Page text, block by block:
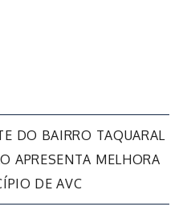
DO BAIRRO TAQUARAL
APRESENTA MELHORA
DE AVC